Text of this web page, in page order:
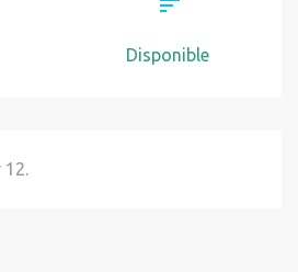
Disponible
12.